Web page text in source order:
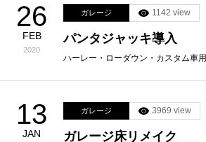
26
FEB
2020
ガレージ 1142 view
パンタジャッキ導入
ハーレー・ローダウン・カスタム車
13
JAN
ガレージ 3969 view
ガレージ床リメイク
LINK’ｓ
CONTACT